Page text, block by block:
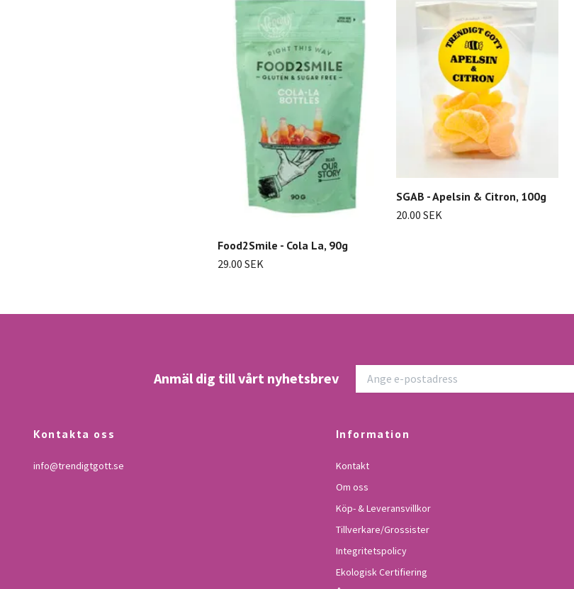
Food2Smile - Cola La, 90g
29.00 SEK
SGAB - Apelsin & Citron, 100g
20.00 SEK
Anmäl dig till vårt nyhetsbrev
Kontakta oss
info@trendigtgott.se
Information
Kontakt
Om oss
Köp- & Leveransvillkor
Tillverkare/Grossister
Integritetspolicy
Ekologisk Certifiering